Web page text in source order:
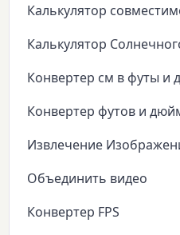
Калькулятор
Калькулятор
Конвертер см в футы и
Конвертер футов и
Извлечение
Объединить видео
Конвертер FPS